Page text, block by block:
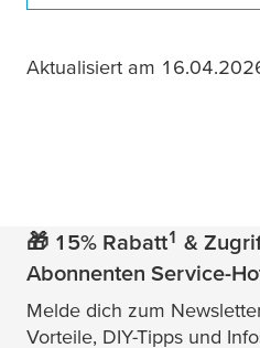
Aktualisiert am
🎁 15% Rabatt1 &
Abonnenten Service-
Melde dich zum
Vorteile, DIY-Tipps und